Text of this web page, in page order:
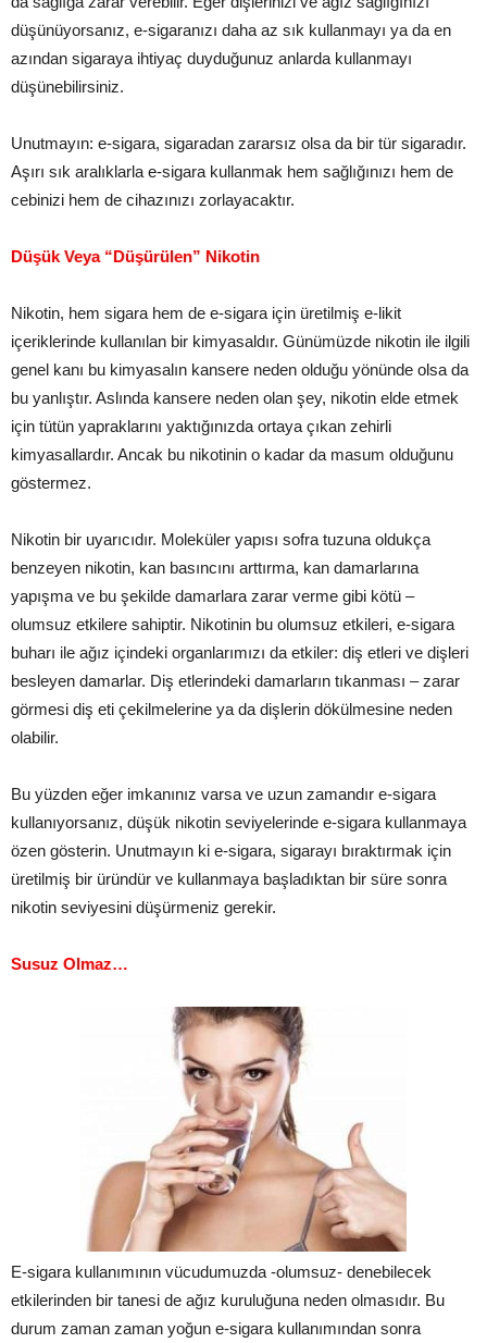
düşünüyorsanız, e-sigaranızı daha az sık kullanmayı ya da en
azından sigaraya ihtiyaç duyduğunuz anlarda kullanmayı
düşünebilirsiniz.
Unutmayın: e-sigara, sigaradan zararsız olsa da bir tür sigaradır.
Aşırı sık aralıklarla e-sigara kullanmak hem sağlığınızı hem de
cebinizi hem de cihazınızı zorlayacaktır.
Düşük Veya “Düşürülen” Nikotin
Nikotin, hem sigara hem de e-sigara için üretilmiş e-likit
içeriklerinde kullanılan bir kimyasaldır. Günümüzde nikotin ile ilgili
genel kanı bu kimyasalın kansere neden olduğu yönünde olsa da
bu yanlıştır. Aslında kansere neden olan şey, nikotin elde etmek
için tütün yapraklarını yaktığınızda ortaya çıkan zehirli
kimyasallardır. Ancak bu nikotinin o kadar da masum olduğunu
göstermez.
Nikotin bir uyarıcıdır. Moleküler yapısı sofra tuzuna oldukça
benzeyen nikotin, kan basıncını arttırma, kan damarlarına
yapışma ve bu şekilde damarlara zarar verme gibi kötü –
olumsuz etkilere sahiptir. Nikotinin bu olumsuz etkileri, e-sigara
buharı ile ağız içindeki organlarımızı da etkiler: diş etleri ve dişleri
besleyen damarlar. Diş etlerindeki damarların tıkanması – zarar
görmesi diş eti çekilmelerine ya da dişlerin dökülmesine neden
olabilir.
Bu yüzden eğer imkanınız varsa ve uzun zamandır e-sigara
kullanıyorsanız, düşük nikotin seviyelerinde e-sigara kullanmaya
özen gösterin. Unutmayın ki e-sigara, sigarayı bıraktırmak için
üretilmiş bir üründür ve kullanmaya başladıktan bir süre sonra
nikotin seviyesini düşürmeniz gerekir.
Susuz Olmaz…
E-sigara kullanımının vücudumuzda -olumsuz- denebilecek
etkilerinden bir tanesi de ağız kuruluğuna neden olmasıdır. Bu
durum zaman zaman yoğun e-sigara kullanımından sonra